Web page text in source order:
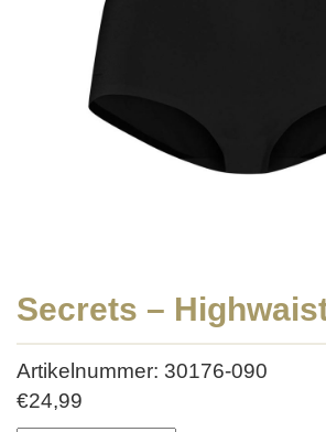
Secrets –
Artikelnummer: 30176-090
€24,99